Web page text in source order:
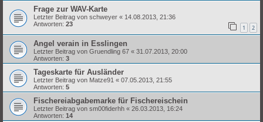
Frage zur WAV-Karte
Letzter Beitrag von schweyer « 14.08.2013, 21:36
Antworten: 23 1 2
Angel verain in Esslingen
Letzter Beitrag von Gruendling 67 « 31.07.2013, 20:00
Antworten: 3
Tageskarte für Ausländer
Letzter Beitrag von Matze91 « 07.05.2013, 21:55
Antworten: 5
Fischereiabgabemarke für Fischereischein
Letzter Beitrag von sm00fiderhh « 26.03.2013, 16:24
Antworten: 14